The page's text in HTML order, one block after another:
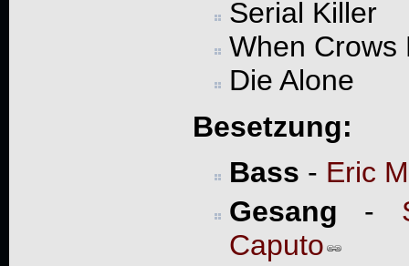
Serial Killer
When Crows
Die Alone
Besetzung:
Bass - Eric
Gesang -
Caputo